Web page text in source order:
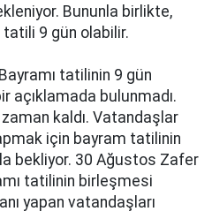
Bununla birlikte,
tatili 9 gün olabilir.
tatilinin 9 gün
açıklamada bulunmadı.
kaldı. Vatandaşlar
için bayram tatilinin
bekliyor. 30 Ağustos Zafer
tatilinin birleşmesi
yapan vatandaşları